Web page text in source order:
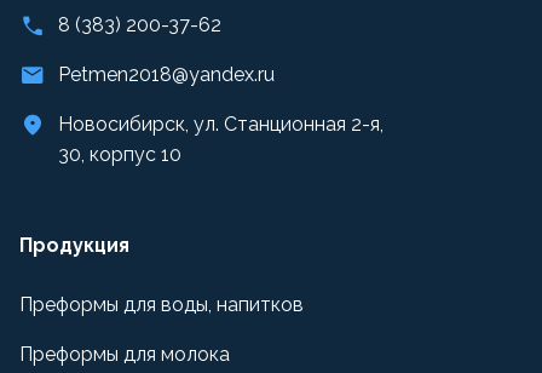
8 (383) 200-37-62
Petmen2018@yandex.ru
Новосибирск, ул. Станционная 2-я,
30, корпус 10
Продукция
Преформы для воды, напитков
Преформы для молока